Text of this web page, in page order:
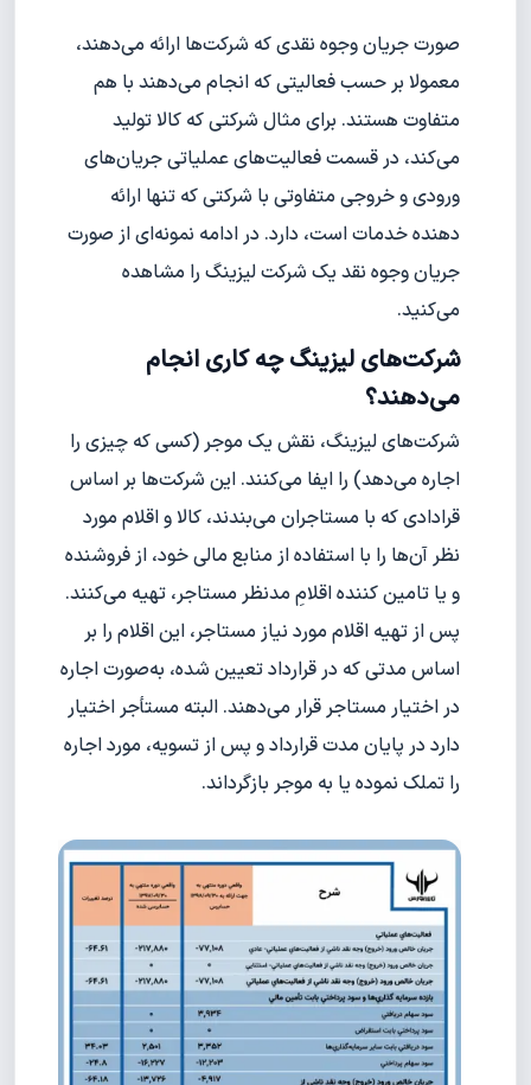
صورت جریان وجوه نقدی که شرکت‌ها ارائه می‌دهند،
معمولا بر حسب فعالیتی که انجام می‌دهند با هم
متفاوت هستند. برای مثال شرکتی که کالا تولید
می‌کند، در قسمت فعالیت‌های عملیاتی جریان‌های
ورودی و خروجی متفاوتی با شرکتی که تنها ارائه
دهنده خدمات است، دارد. در ادامه نمونه‌ای از صورت
جریان وجوه نقد یک شرکت لیزینگ را مشاهده
می‌کنید.
شرکت‌های لیزینگ چه کاری انجام
می‌دهند؟
شرکت‌های لیزینگ، نقش یک موجر (کسی که چیزی را
اجاره می‌دهد) را ایفا می‌کنند. این شرکت‌ها بر اساس
قرادادی که با مستاجران می‌بندند، کالا و اقلام مورد
نظر آن‌ها را با استفاده از منابع مالی خود، از فروشنده
و یا تامین کننده اقلامِ مد‌نظر مستاجر، تهیه می‌کنند.
پس از تهیه اقلام مورد نیاز مستاجر، این اقلام را بر
اساس مدتی که در قرار‌داد تعیین شده، به‌صورت اجاره
در اختیار مستاجر قرار می‌دهند. البته مستأجر اختیار
دارد در پایان مدت قرارداد و پس از تسویه، مورد اجاره
را تملک نموده یا به موجر باز‌گرداند.